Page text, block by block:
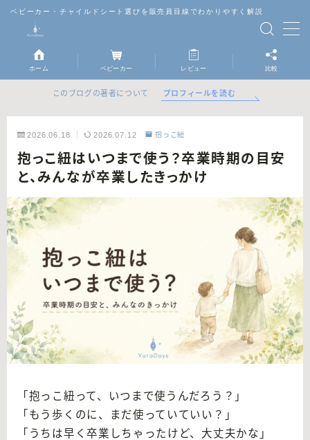
ベビーカー・チャイルドシート選びを販売員目線でわかりやすく解説
MENU
ベビーカー
チャイルドシート
抱っこ紐
レビュー
ホーム ベビーカー レビュー 比較
このブログの著者について プロフィールを読む
2026.06.18 2026.07.12 抱っこ紐
抱っこ紐はいつまで使う？卒業時期の目安
と、みんなが卒業したきっかけ
「抱っこ紐って、いつまで使うんだろう？」
「もう歩くのに、まだ使っていていい？」
「うちは早く卒業しちゃったけど、大丈夫かな」